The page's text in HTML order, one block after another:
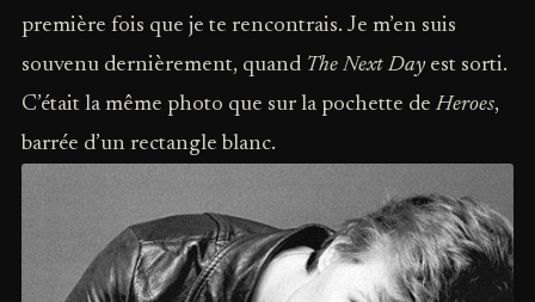
première fois que je te rencontrais. Je m’en suis
souvenu dernièrement, quand The Next Dayest sorti.
C’était la même photo que sur la pochette de Heroes,
barrée d’un rectangle blanc.